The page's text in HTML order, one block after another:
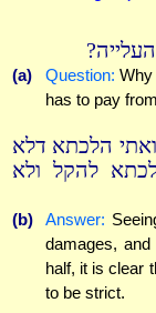
(a) Question: Why
has to pay
ואתי הלכתא דלא
להקל ולא
(b) Answer:
damages,
half, it is clear
to be strict.